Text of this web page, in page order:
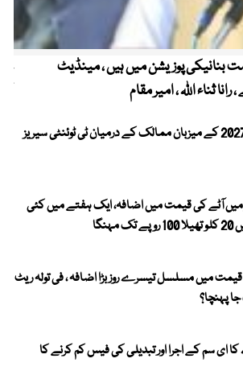
بنانیکی پوزیشن میں ہیں ، مینڈیٹ
ثناء اللہ ، امیر مقام
ورلڈ کپ 2027 کے میزبان ممالک کے درمیان ٹی ٹوئنٹی سیریز
آٹے کی قیمت میں اضافہ، ایک ہفتے میں کئی
میں مسلسل تیسرے روز بڑا اضافہ ، فی تولہ ریٹ
پہنچا؟
ای سم کے اجرا اور تبدیلی کی فیس کم کرنے کا